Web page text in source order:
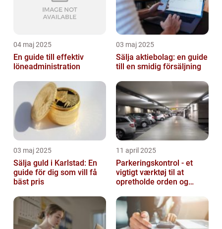
04 maj 2025
En guide till effektiv
löneadministration
03 maj 2025
Sälja aktiebolag: en guide
till en smidig försäljning
03 maj 2025
Sälja guld i Karlstad: En
guide för dig som vill få
bäst pris
11 april 2025
Parkeringskontrol - et
vigtigt værktøj til at
opretholde orden og